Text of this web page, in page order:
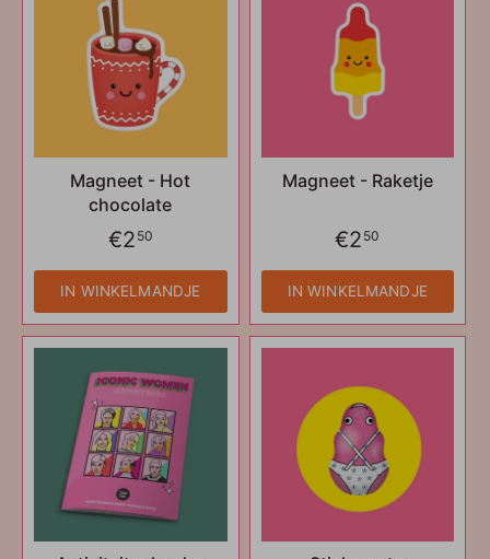
Magneet - Hot
chocolate
€2 50
IN WINKELMANDJE
Magneet - Raketje
€2 50
IN WINKELMANDJE